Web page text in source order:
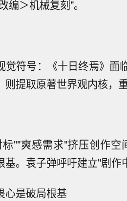
编＞机械复刻"。
觉符号：《十日终焉》面
提取原著世界观内核，
""爽感需求"挤压创作
。袁子弹呼吁建立"剧作
心是破局根基